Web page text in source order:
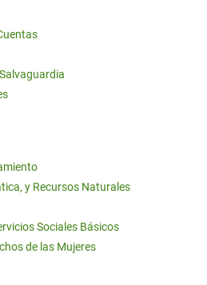
y Recursos Naturales
Sociales Básicos
de las Mujeres